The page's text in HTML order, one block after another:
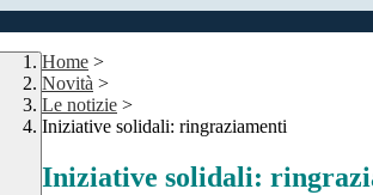
Home >
Novità >
Le notizie >
Iniziative solidali: ringraziamenti
Iniziative solidali: